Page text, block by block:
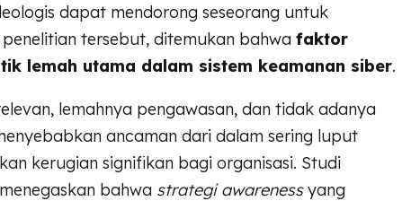
dapat mendorong seseorang untuk
tersebut, ditemukan bahwa faktor
lemah utama dalam sistem keamanan siber.
lemahnya pengawasan, dan tidak adanya
ancaman dari dalam sering luput
kerugian signifikan bagi organisasi. Studi
bahwa strategi awarenessyang